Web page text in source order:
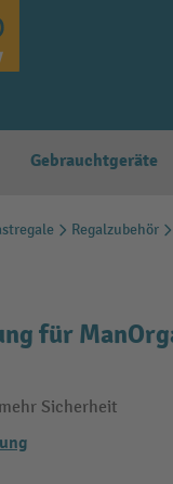
springen
Gebrauchtgeräte
Regalzubehör
für
Sicherheit